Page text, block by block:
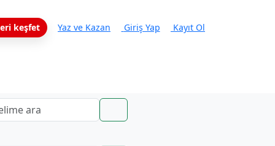
keşfet Yaz ve Kazan Giriş Yap Kayıt Ol